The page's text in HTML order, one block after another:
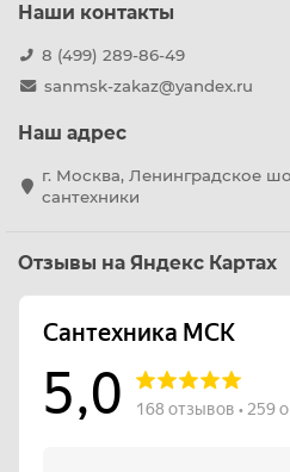
Наши контакты
8 (499) 289-86-49
sanmsk-zakaz@yandex.ru
Наш адрес
г. Москва, Ленинградское
сантехники
Отзывы на Яндекс Картах